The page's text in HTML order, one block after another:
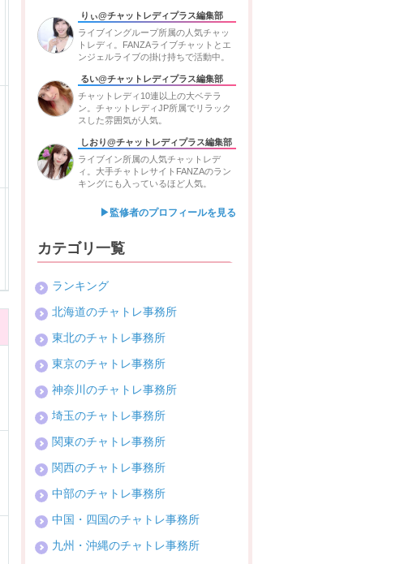
・北千住店
・日払い
・月払い
・北千住駅前店
・北千住店
・日払い
・基本は翌月15日
・北千住店 ・日払い
りぃ@チャットレディプラス編集部
ライブイングループ所属の人気チャッ
トレディ。FANZAライブチャットとエ
ンジェルライブの掛け持ちで活動中。
るい@チャットレディプラス編集部
チャットレディ10連以上の大ベテラ
ン。チャットレディJP所属でリラック
スした雰囲気が人気。
しおり@チャットレディプラス編集部
ライブイン所属の人気チャットレデ
ィ。大手チャトレサイトFANZAのラン
キングにも入っているほど人気。
▶監修者のプロフィールを見る
カテゴリ一覧
ランキング
北海道のチャトレ事務所
東北のチャトレ事務所
東京のチャトレ事務所
神奈川のチャトレ事務所
埼玉のチャトレ事務所
関東のチャトレ事務所
関西のチャトレ事務所
中部のチャトレ事務所
中国・四国のチャトレ事務所
九州・沖縄のチャトレ事務所